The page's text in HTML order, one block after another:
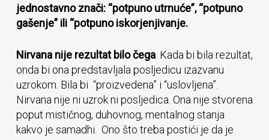
jednostavno znači: “potpuno utrnuće”, “potpuno
gašenje” ili “potpuno iskorjenjivanje.
Nirvana nije rezultat bilo čega. Kada bi bila rezultat,
onda bi ona predstavljala posljedicu izazvanu
uzrokom. Bila bi “proizvedena” i “uslovljena”.
Nirvana nije ni uzrok ni posljedica. Ona nije stvorena
poput mističnog, duhovnog, mentalnog stanja
kakvo je samadhi. Ono što treba postići je da je